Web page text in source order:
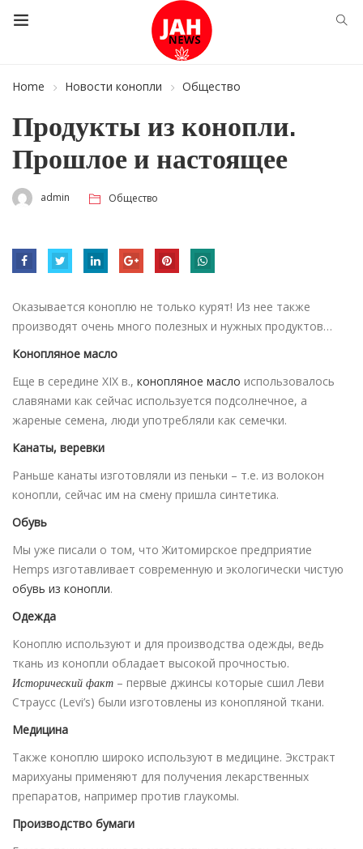
Home Новости конопли Общество
Продукты из конопли.
Прошлое и настоящее
admin Общество
Оказывается коноплю не только курят! Из нее также
производят очень много полезных и нужных продуктов…
Конопляное масло
Еще в середине XIX в., конопляное масло использовалось
славянами как сейчас используется подсолнечное, а
жареные семена, люди употребляли как семечки.
Канаты, веревки
Раньше канаты изготовляли из пеньки – т.е. из волокон
конопли, сейчас им на смену пришла синтетика.
Обувь
Мы уже писали о том, что Житомирское предприятие
Hemps изготавливает современную и экологически чистую
обувь из конопли.
Одежда
Коноплю используют и для производства одежды, ведь
ткань из конопли обладает высокой прочностью.
Исторический факт – первые джинсы которые сшил Леви
Страусс (Levi’s) были изготовлены из конопляной ткани.
Медицина
Также коноплю широко используют в медицине. Экстракт
марихуаны применяют для получения лекарственных
препаратов, например против глаукомы.
Производство бумаги